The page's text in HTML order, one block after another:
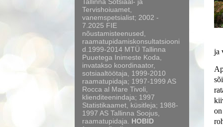
ja
Tervishoiuamet,
vanemspetsialist; 2002 -
7.2025 FIE
nõustamisteenused,
raamatupidamiskonsultatsiooni
d.1999-2014 MTÜ Tallinna
Puuetega Inimeste Koda,
invatakso koordinaator,
sotsiaaltöötaja, 1999-2010
raamatupidaja; 1997-1999 AS
Rocca al Mare Tivoli,
klienditeenindaja; 1997
Statistikaamet, küsitleja; 1988-
1997 AS Tallinna Soojus,
raamatupidaja. HOBID